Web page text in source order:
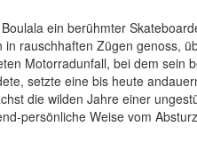
ein berühmter
rauschhaften Zügen genoss,
Motorradunfall, bei dem sein
setzte eine bis heute
die wilden Jahre einer
persönliche Weise vom